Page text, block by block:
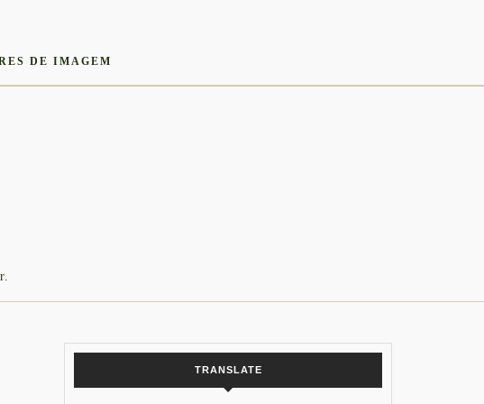
DE IMAGEM
TRANSLATE